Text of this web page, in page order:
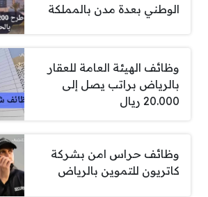
الوطني بعدة مدن بالمملكة
وظائف الهيئة العامة للعقار
بالرياض براتب يصل إلى
20.000 ريال
وظائف حراس امن بشركة
كاتريون للتموين بالرياض